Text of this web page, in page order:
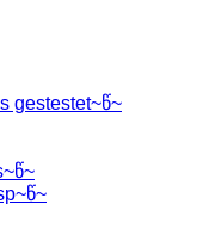
gestestet~წ~